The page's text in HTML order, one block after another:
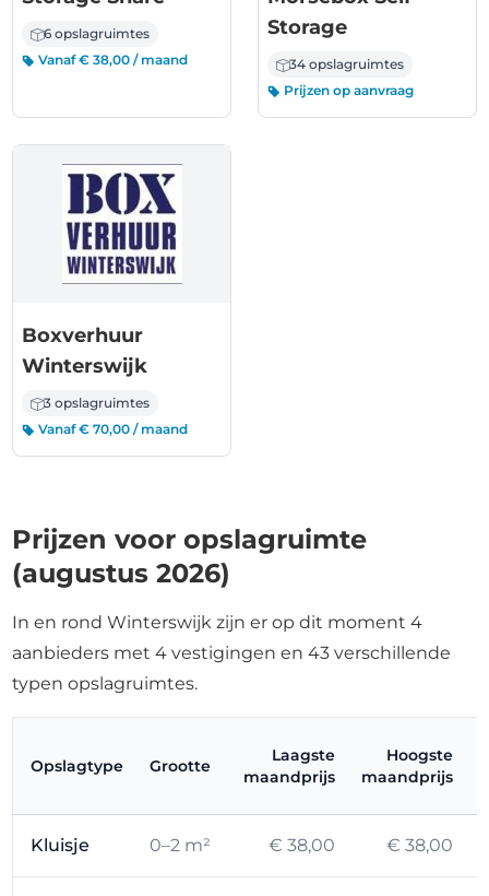
6 opslagruimtes
Vanaf € 38,00 / maand
Storage
34 opslagruimtes
Prijzen op aanvraag
Boxverhuur
Winterswijk
3 opslagruimtes
Vanaf € 70,00 / maand
Prijzen voor opslagruimte
(augustus 2026)
In en rond Winterswijk zijn er op dit moment 4
aanbieders met 4 vestigingen en 43 verschillende
typen opslagruimtes.
Opslagtype Grootte
Laagste
maandprijs
Hoogste
maandprijs
Kluisje 0–2 m² € 38,00 € 38,00